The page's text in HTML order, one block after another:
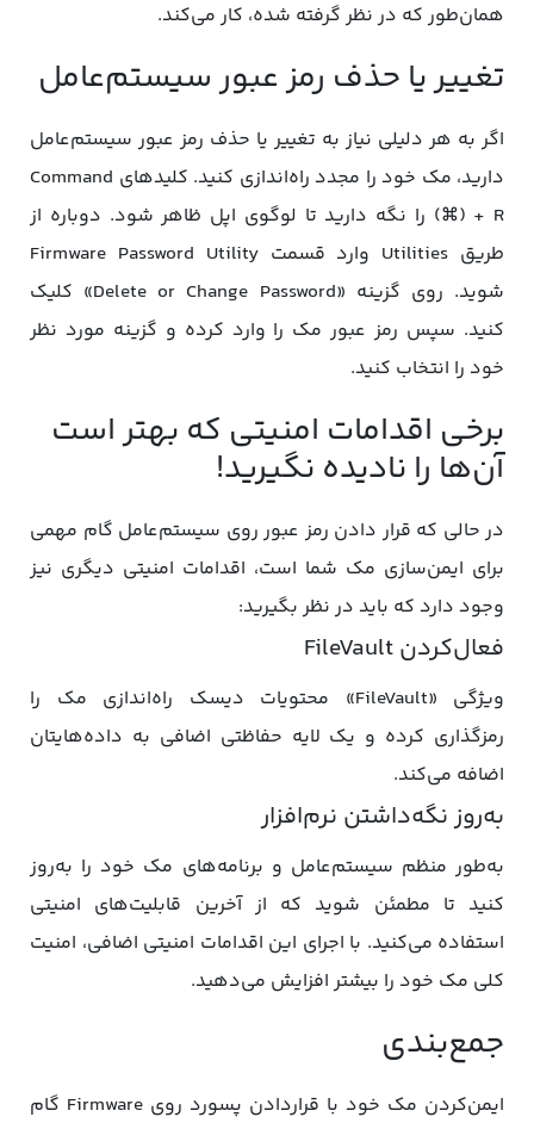
همان‌طور که در نظر گرفته شده، کار می‌کند.
تغییر یا حذف رمز عبور سیستم‌عامل
اگر به هر دلیلی نیاز به تغییر یا حذف رمز عبور سیستم‌عامل
دارید، مک خود را مجدد راه‌اندازی کنید. کلیدهای Command
(⌘) + R را نگه دارید تا لوگوی اپل ظاهر شود. دوباره از
طریق Utilities وارد قسمت Firmware Password Utility
شوید. روی گزینه «Delete or Change Password» کلیک
کنید. سپس رمز عبور مک را وارد کرده و گزینه مورد نظر
خود را انتخاب کنید.
برخی اقدامات امنیتی که بهتر است
آن‌ها را نادیده نگیرید!
در حالی که قرار دادن رمز عبور روی سیستم‌عامل گام مهمی
برای ایمن‌سازی مک شما است، اقدامات امنیتی دیگری نیز
وجود دارد که باید در نظر بگیرید:
فعال‌کردن FileVault
ویژگی «FileVault» محتویات دیسک راه‌اندازی مک را
رمزگذاری کرده و یک لایه حفاظتی اضافی به داده‌هایتان
اضافه می‌کند.
به‌روز نگه‌داشتن نرم‌افزار
به‌طور منظم سیستم‌عامل و برنامه‌های مک خود را به‌روز
کنید تا مطمئن شوید که از آخرین قابلیت‌های امنیتی
استفاده می‌کنید. با اجرای این اقدامات امنیتی اضافی، امنیت
کلی مک خود را بیشتر افزایش می‌دهید.
جمع‌بندی
ایمن‌کردن مک خود با قراردادن پسورد روی Firmware گام